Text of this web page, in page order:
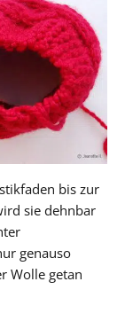
bis zur
sie dehnbar
genauso
Wolle getan